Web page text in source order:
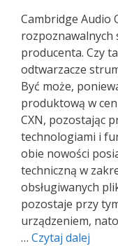
Cambridge Audio
producenta. Czy
odtwarzacze
Być może,
produktową w
CXN, pozostając
technologiami i
obie nowości
techniczną w
obsługiwanych
pozostaje przy
urządzeniem,
… Czytaj dalej